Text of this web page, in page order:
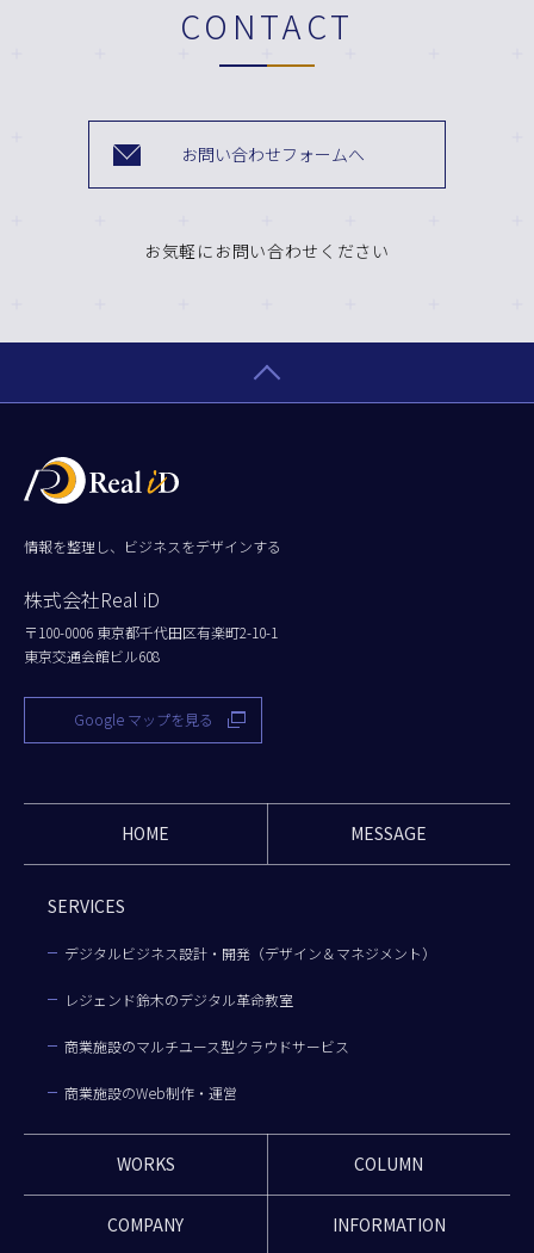
CONTACT
お問い合わせフォームへ
お気軽にお問い合わせください
情報を整理し、ビジネスをデザインする
株式会社Real iD
〒100-0006 東京都千代田区有楽町2-10-1
東京交通会館ビル608
Google マップを見る
HOME MESSAGE
SERVICES
デジタルビジネス設計・開発（デザイン＆マネジメント）
レジェンド鈴木のデジタル革命教室
商業施設のマルチユース型クラウドサービス
商業施設のWeb制作・運営
WORKS COLUMN
COMPANY INFORMATION